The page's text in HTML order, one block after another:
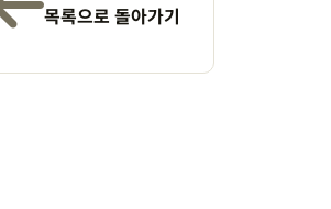
목록으로 돌아가기